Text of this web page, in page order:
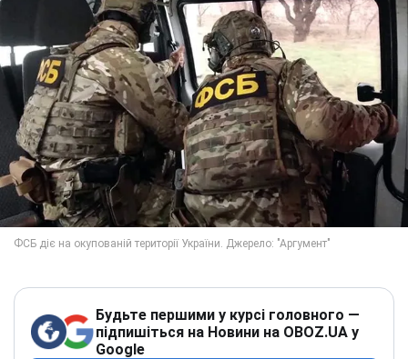
Будьте першими у курсі головного —
підпишіться на Новини на OBOZ.UA у
Google